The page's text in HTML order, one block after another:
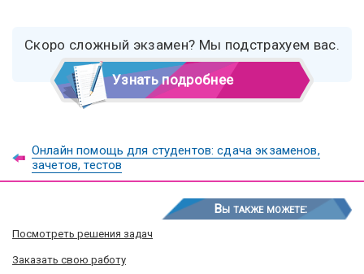
Скоро сложный экзамен? Мы подстрахуем вас.
Узнать подробнее
Онлайн помощь для студентов: сдача экзаменов,
зачетов, тестов
Вы также можете:
Посмотреть решения задач
Заказать свою работу